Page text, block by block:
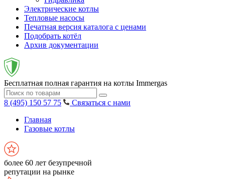
Электрические котлы
Тепловые насосы
Печатная версия каталога с ценами
Подобрать котёл
Архив документации
Бесплатная полная гарантия на котлы Immergas
8 (495) 150 57 75
Связаться с нами
Главная
Газовые котлы
более 60 лет безупречной
репутации на рынке